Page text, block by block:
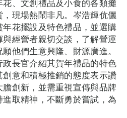
、文創禮品及小食的各類攤
現場熱鬧非凡。岑浩輝伉儷
花擺設及特色禮品，並選購
經營者親切交談，了解營運
他們生意興隆、財源廣進。
長官介紹其賀年禮品的特色
意和積極推銷的態度表示讚
創新，並需重視宣傳與品牌
取精神，不斷勇於嘗試，為